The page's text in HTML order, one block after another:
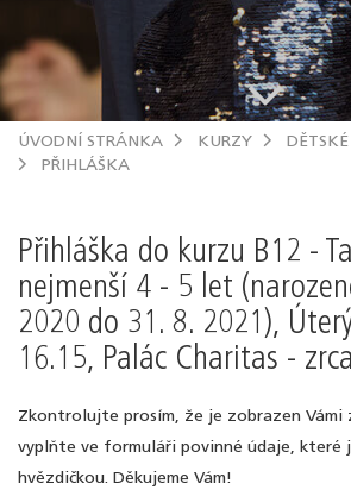
.
ÚVODNÍ STRÁNKA KURZY
PŘIHLÁŠKA
Přihláška do kurzu B12 -
nejmenší 4 - 5 let
2020 do 31. 8. 2021),
16.15, Palác Charitas -
Zkontrolujte prosím, že je zobrazen Vámi
vyplňte ve formuláři povinné údaje, které
hvězdičkou. Děkujeme Vám!